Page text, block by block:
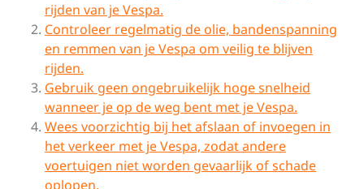
rijden van je Vespa.
Controleer regelmatig de olie, bandenspanning
en remmen van je Vespa om veilig te blijven
rijden.
Gebruik geen ongebruikelijk hoge snelheid
wanneer je op de weg bent met je Vespa.
Wees voorzichtig bij het afslaan of invoegen in
het verkeer met je Vespa, zodat andere
voertuigen niet worden gevaarlijk of schade
oplopen.